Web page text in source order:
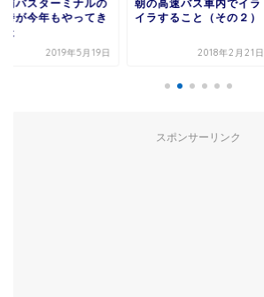
浦バスターミナルの
詩が今年もやってき
た
2019年5月19日
朝の高速バス車内でイラ
イラすること（その２）
2018年2月21日
スポンサーリンク